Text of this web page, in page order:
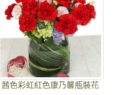
茜色彩虹紅色康乃馨瓶裝花